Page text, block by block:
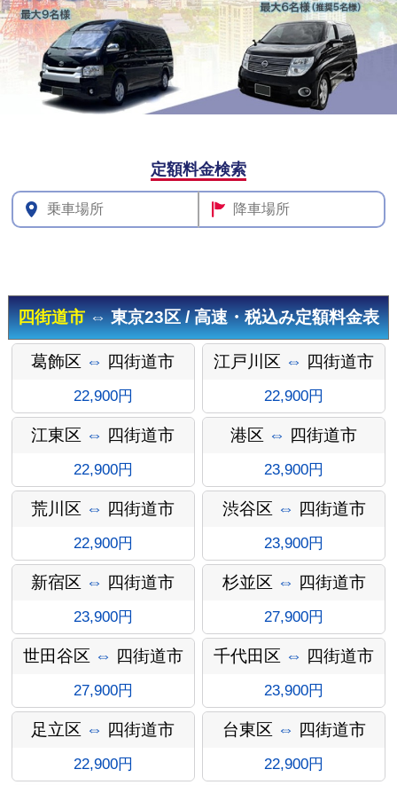
その他料
金
オプショ
ン料金
定額料金検索
四街道市⇔ 東京23区 / 高速・税込み定額料金表
葛飾区 ⇔ 四街道市
22,900円
江戸川区 ⇔ 四街道市
22,900円
江東区 ⇔ 四街道市
22,900円
港区 ⇔ 四街道市
23,900円
荒川区 ⇔ 四街道市
22,900円
渋谷区 ⇔ 四街道市
23,900円
新宿区 ⇔ 四街道市
23,900円
杉並区 ⇔ 四街道市
27,900円
世田谷区 ⇔ 四街道市
27,900円
千代田区 ⇔ 四街道市
23,900円
足立区 ⇔ 四街道市
22,900円
台東区 ⇔ 四街道市
22,900円